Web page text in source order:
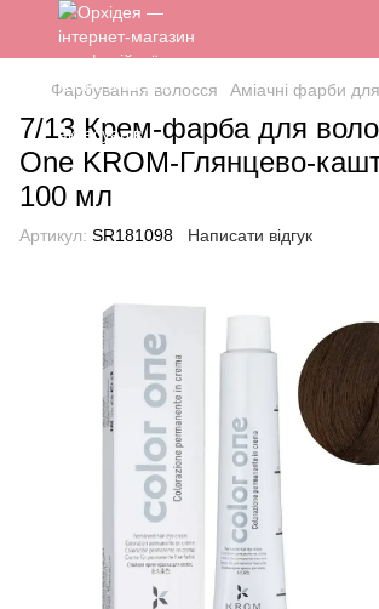
Фарбування волосся Аміачні фарби
7/13 Крем-фарба для
One KROM-Глянцево-
100 мл
Артикул: SR181098 Написати відгук